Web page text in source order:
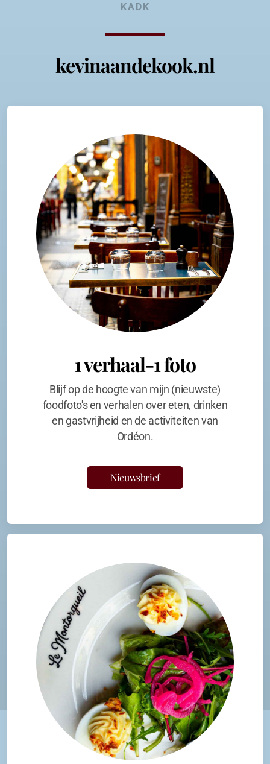
KADK
kevinaandekook.nl
1 verhaal-1 foto
Blijf op de hoogte van mijn (nieuwste)
foodfoto's en verhalen over eten, drinken
en gastvrijheid en de activiteiten van
Ordéon.
Nieuwsbrief